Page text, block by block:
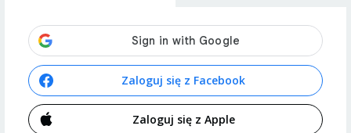
Zaloguj się z Facebook
Zaloguj się z Apple